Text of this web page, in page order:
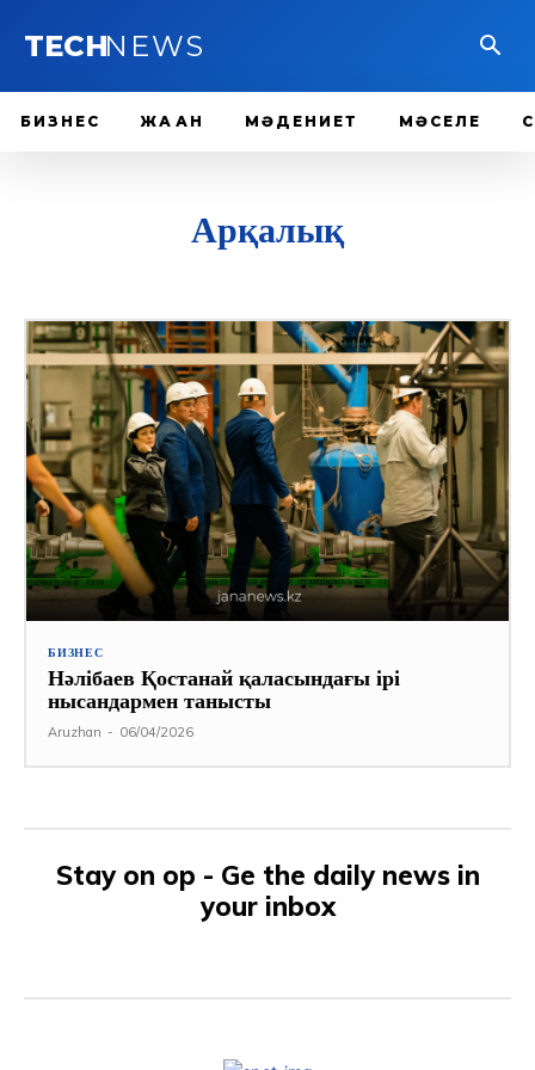
TECHNEWS
БИЗНЕС ЖАҺАН МӘДЕНИЕТ МӘСЕЛЕ
Арқалық
БИЗНЕС
Нәлібаев Қостанай қаласындағы ірі
нысандармен танысты
Aruzhan - 06/04/2026
Stay on op - Ge the daily news in
your inbox